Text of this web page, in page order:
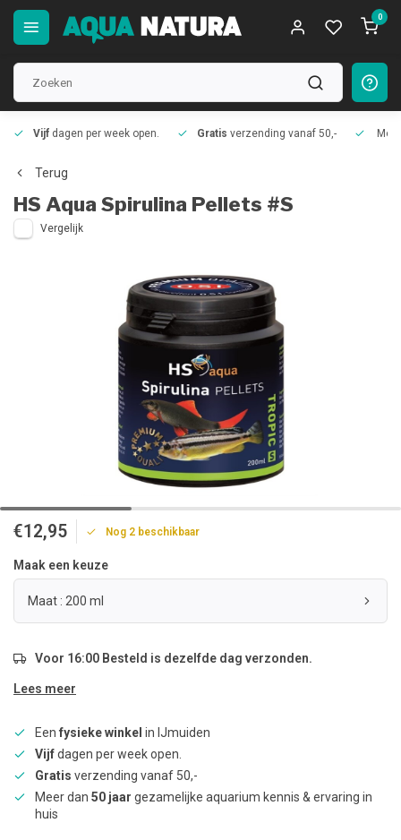
0
Vijf dagen per week open. Gratis verzending vanaf 50,-
Terug
HS Aqua Spirulina Pellets #S
Vergelijk
€12,95 Nog 2 beschikbaar
Maak een keuze
Maat : 200 ml
Voor 16:00 Besteld is dezelfde dag verzonden.
Lees meer
Een fysieke winkel in IJmuiden
Vijfdagen per week open.
Gratis verzending vanaf 50,-
Meer dan 50 jaar gezamelijke aquarium kennis & ervaring in
huis